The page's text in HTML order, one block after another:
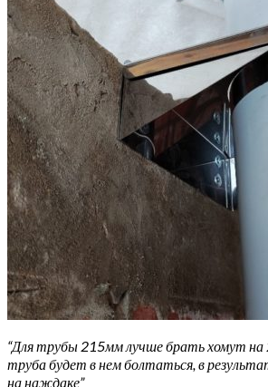
“Для трубы 215мм лучше брать хомут на
труба будет в нем болтаться, в
на наждаке”